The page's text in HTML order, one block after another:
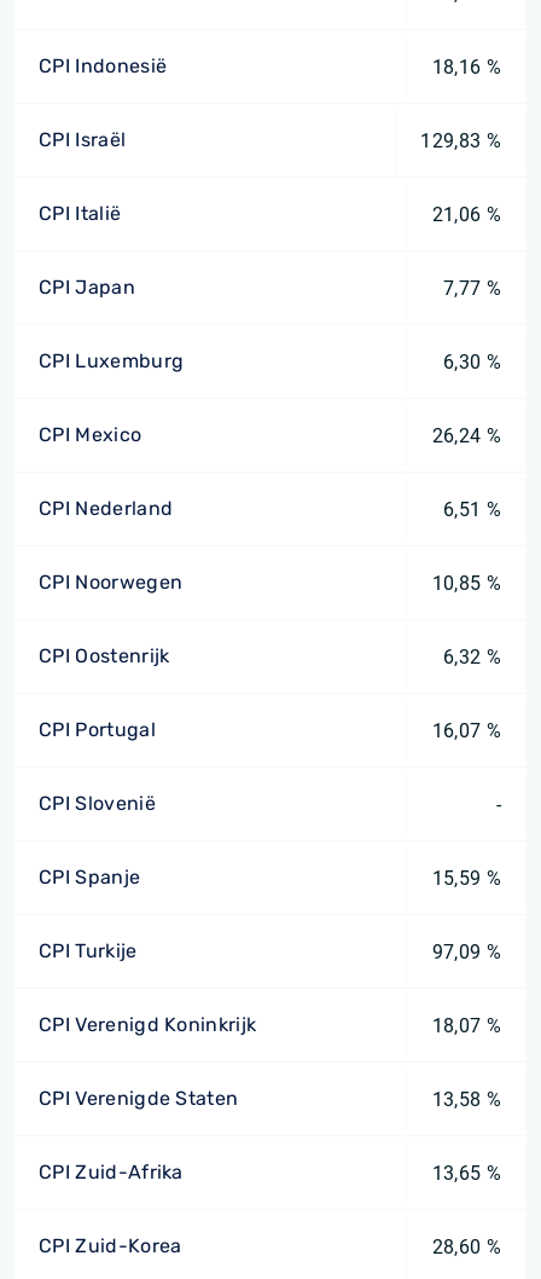
CPI Indonesië 18,16 %
CPI Israël 129,83 %
CPI Italië 21,06 %
CPI Japan 7,77 %
CPI Luxemburg 6,30 %
CPI Mexico 26,24 %
CPI Nederland 6,51 %
CPI Noorwegen 10,85 %
CPI Oostenrijk 6,32 %
CPI Portugal 16,07 %
CPI Slovenië -
CPI Spanje 15,59 %
CPI Turkije 97,09 %
CPI Verenigd Koninkrijk 18,07 %
CPI Verenigde Staten 13,58 %
CPI Zuid-Afrika 13,65 %
CPI Zuid-Korea 28,60 %